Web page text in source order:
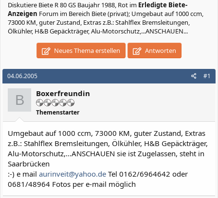
Diskutiere Biete R 80 GS Baujahr 1988, Rot im Erledigte Biete-
Anzeigen Forum im Bereich Biete (privat); Umgebaut auf 1000 ccm,
73000 KM, guter Zustand, Extras z.B.: Stahlflex Bremsleitungen,
Ölkühler, H&B Gepäckträger, Alu-Motorschutz,...ANSCHAUEN...
Neues Thema erstellen Antworten
04.06.2005 #1
B Boxerfreundin
Themenstarter
Umgebaut auf 1000 ccm, 73000 KM, guter Zustand, Extras
z.B.: Stahlflex Bremsleitungen, Ölkühler, H&B Gepäckträger,
Alu-Motorschutz,...ANSCHAUEN sie ist Zugelassen, steht in
Saarbrücken
:-) e mail aurinveit@yahoo.de Tel 0162/6964642 oder
0681/48964 Fotos per e-mail möglich